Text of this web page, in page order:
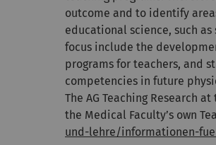
outcome and to identify
educational science, such
focus include the
programs for teachers, and
competencies in future
The AG Teaching Research
the Medical Faculty’s own
und-lehre/informationen-